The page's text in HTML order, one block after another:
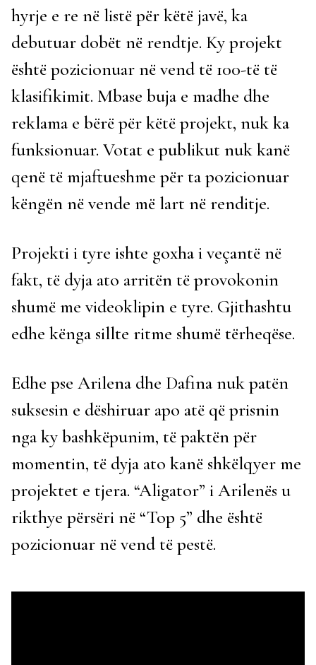
hyrje e re në listë për këtë javë, ka
debutuar dobët në rendtje. Ky projekt
është pozicionuar në vend të 100-të të
klasifikimit. Mbase buja e madhe dhe
reklama e bërë për këtë projekt, nuk ka
funksionuar. Votat e publikut nuk kanë
qenë të mjaftueshme për ta pozicionuar
këngën në vende më lart në renditje.
Projekti i tyre ishte goxha i veçantë në
fakt, të dyja ato arritën të provokonin
shumë me videoklipin e tyre. Gjithashtu
edhe kënga sillte ritme shumë tërheqëse.
Edhe pse Arilena dhe Dafina nuk patën
suksesin e dëshiruar apo atë që prisnin
nga ky bashkëpunim, të paktën për
momentin, të dyja ato kanë shkëlqyer me
projektet e tjera. “Aligator” i Arilenës u
rikthye përsëri në “Top 5” dhe është
pozicionuar në vend të pestë.